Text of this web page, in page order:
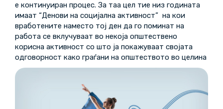
е континуиран процес. За таа цел тие низ годината
имаат “Денови на социјална активност” на кои
вработените наместо тој ден да го поминат на
работа се вклучуваат во некоја општествено
корисна активност со што ја покажуваат својата
одговорност како граѓани на општеството во целина